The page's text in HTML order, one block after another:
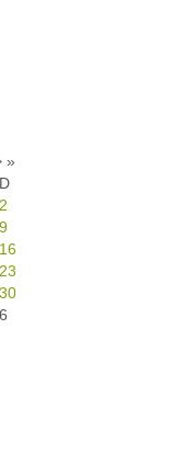
»
D
2
9
16
23
30
6